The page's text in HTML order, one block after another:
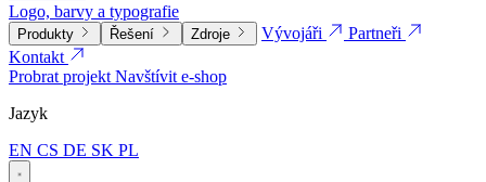
Logo, barvy a typografie
Produkty Řešení Zdroje Vývojáři
Partneři
Kontakt
Probrat projektNavštívit e-shop
Jazyk
EN CS DE SK PL